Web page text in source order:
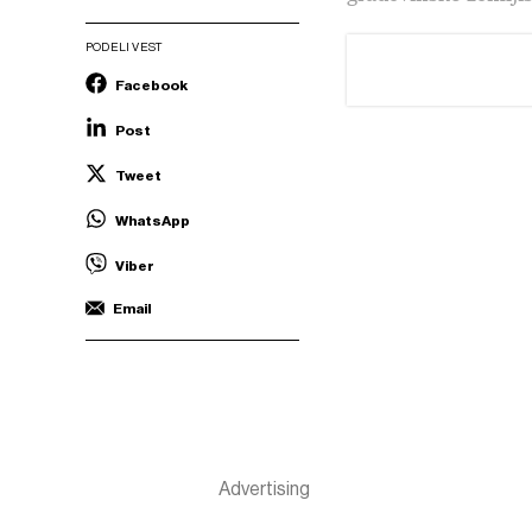
PODELI VEST
Facebook
Post
Tweet
WhatsApp
Viber
Email